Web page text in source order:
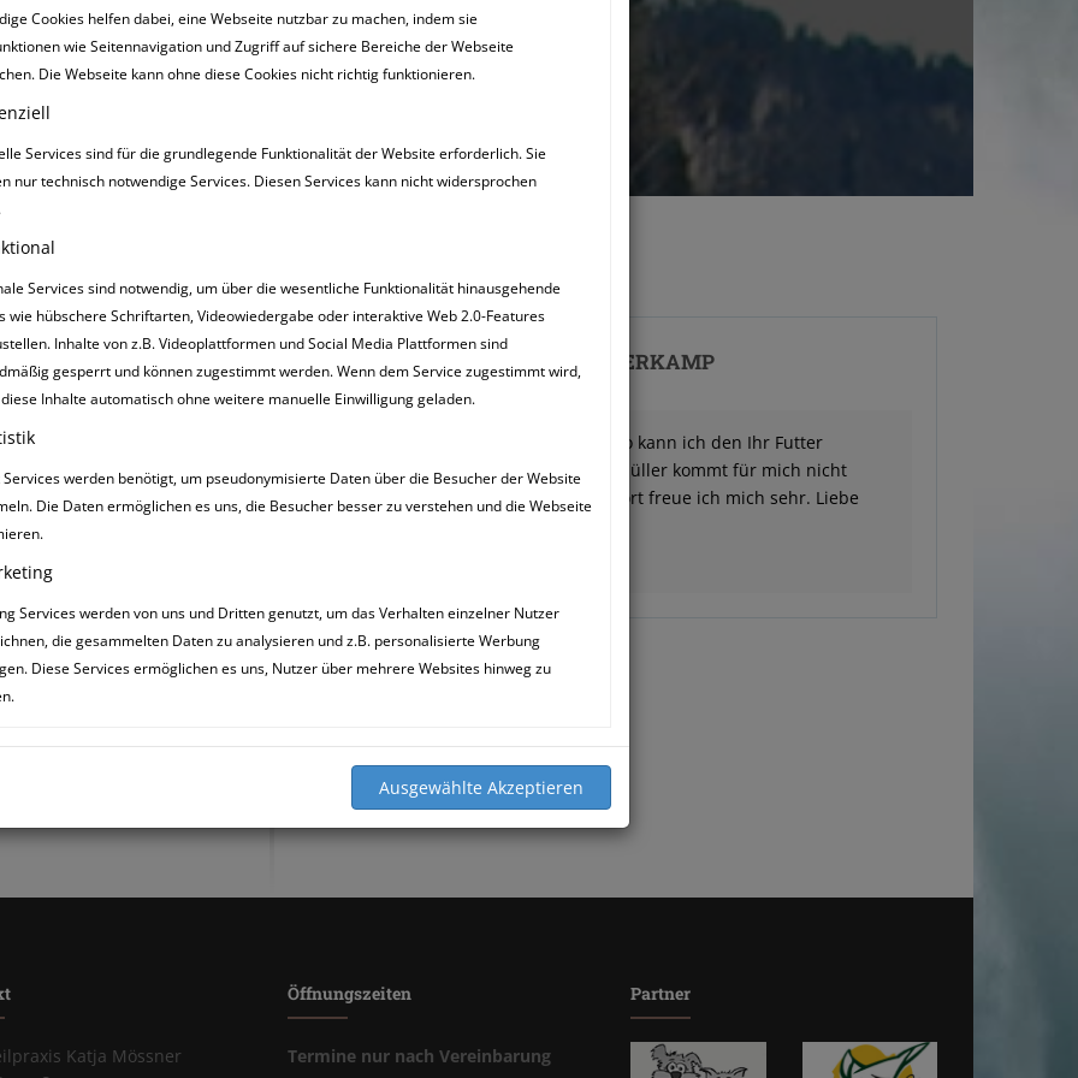
Cookies helfen dabei, eine Webseite nutzbar zu machen, indem sie
wie Seitennavigation und Zugriff auf sichere Bereiche der Webseite
Die Webseite kann ohne diese Cookies nicht richtig funktionieren.
Services sind für die grundlegende Funktionalität der Website erforderlich. Sie
nur technisch notwendige Services. Diesen Services kann nicht widersprochen
Services sind notwendig, um über die wesentliche Funktionalität hinausgehende
wie hübschere Schriftarten, Videowiedergabe oder interaktive Web 2.0-Features
Inhalte von z.B. Videoplattformen und Social Media Plattformen sind
gesperrt und können zugestimmt werden. Wenn dem Service zugestimmt wird,
Inhalte automatisch ohne weitere manuelle Einwilligung geladen.
Services werden benötigt, um pseudonymisierte Daten über die Besucher der Website
Die Daten ermöglichen es uns, die Besucher besser zu verstehen und die Webseite
Services werden von uns und Dritten genutzt, um das Verhalten einzelner Nutzer
die gesammelten Daten zu analysieren und z.B. personalisierte Werbung
Diese Services ermöglichen es uns, Nutzer über mehrere Websites hinweg zu
13 ALEXANDRA OSTERKAMP
Sehr geehrter Herr Mössner, wo kann ich den Ihr Futter
beziehen? Der Drogeriemarkt Müller kommt für mich nicht
mehr in Frage. Über eine Antwort freue ich mich sehr. Liebe
Katja Mössner
Öffnungszeiten
Termine nur nach Vereinbarung
Partner